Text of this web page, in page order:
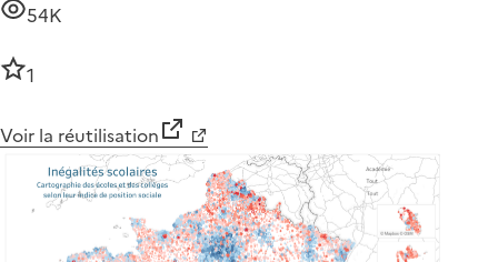
54K
1
Voir la réutilisation